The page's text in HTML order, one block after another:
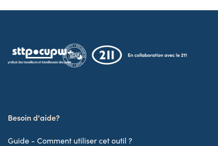
Besoin d'aide?
Guide - Comment utiliser cet outil ?